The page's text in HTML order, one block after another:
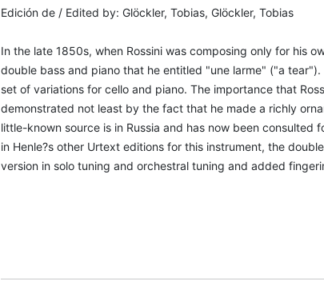
Edición de / Edited by: Glöckler, Tobias, Glöckler, Tobias
In the late 1850s, when Rossini was composing only for his
double bass and piano that he entitled "une larme" ("a
set of variations for cello and piano. The importance that
demonstrated not least by the fact that he made a richly
little-known source is in Russia and has now been
in Henle?s other Urtext editions for this instrument, the
version in solo tuning and orchestral tuning and added